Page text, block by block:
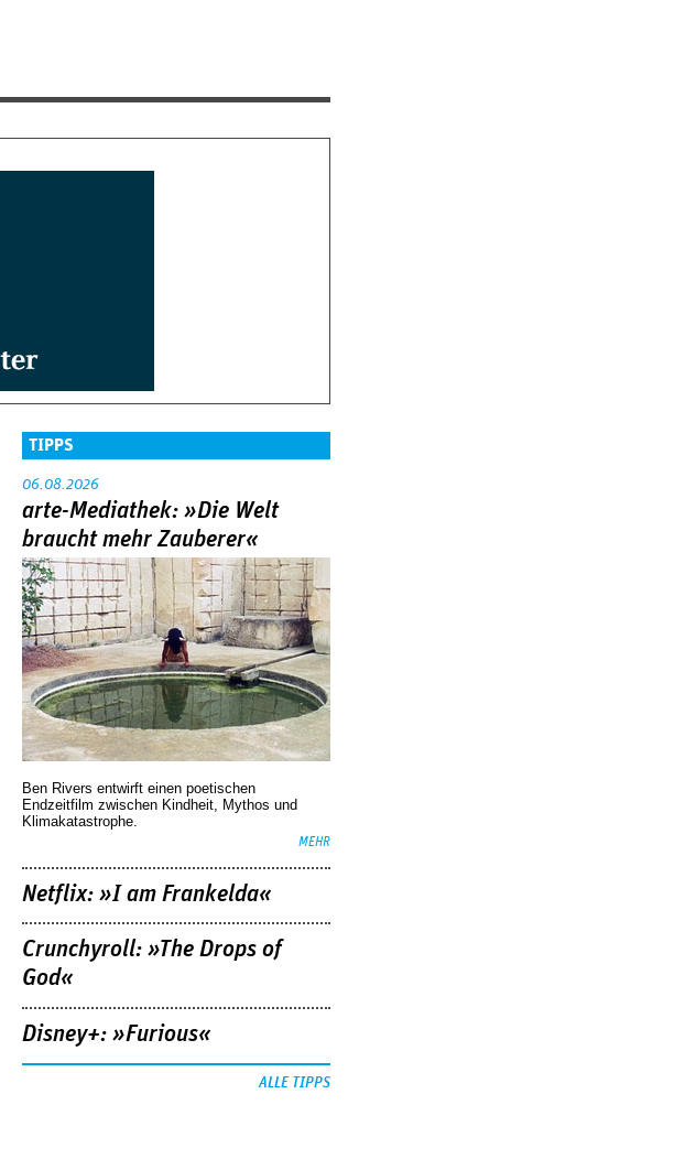
TIPPS
06.08.2026
arte-Mediathek: »Die Welt
braucht mehr Zauberer«
Ben Rivers entwirft einen poetischen
Endzeitfilm zwischen Kindheit, Mythos und
Klimakatastrophe.
MEHR
Netflix: »I am Frankelda«
Crunchyroll: »The Drops of
God«
Disney+: »Furious«
ALLE TIPPS